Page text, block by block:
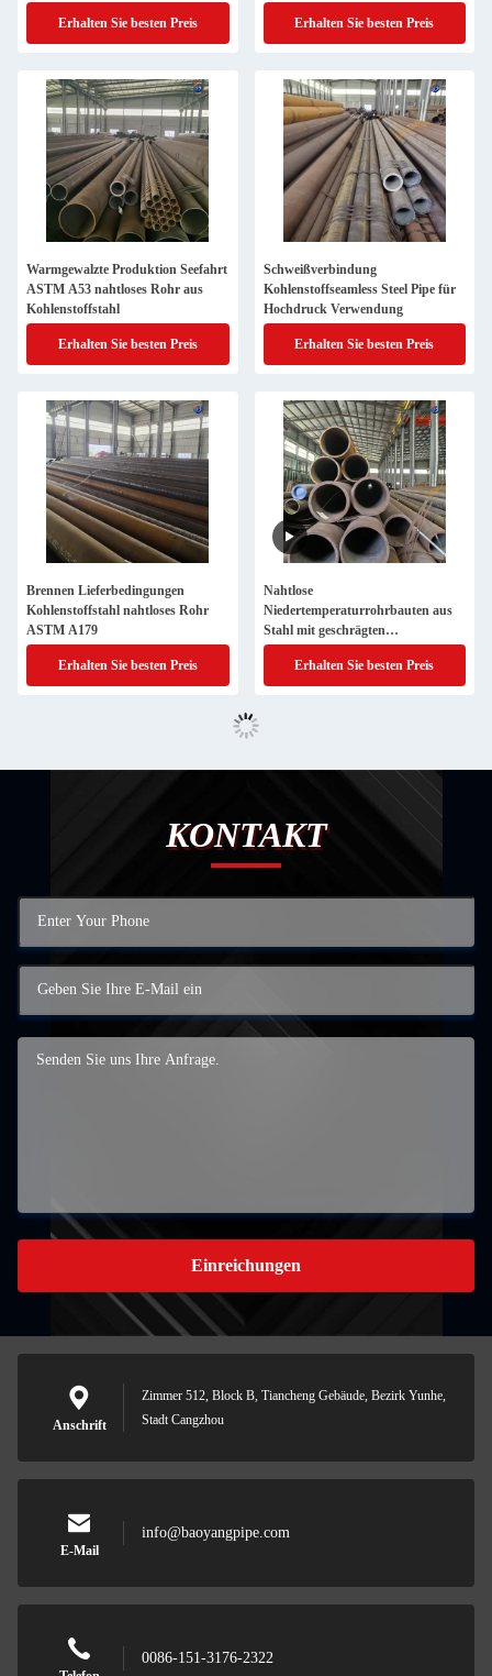
Erhalten Sie besten Preis Erhalten Sie besten Preis
Warmgewalzte Produktion Seefahrt
ASTM A53 nahtloses Rohr aus
Kohlenstoffstahl
Erhalten Sie besten Preis
Schweißverbindung
Kohlenstoffseamless Steel Pipe für
Hochdruck Verwendung
Erhalten Sie besten Preis
Brennen Lieferbedingungen
Kohlenstoffstahl nahtloses Rohr
ASTM A179
Erhalten Sie besten Preis
Nahtlose
Niedertemperaturrohrbauten aus
Stahl mit geschrägten
Gewindekopplungen
Erhalten Sie besten Preis
KONTAKT
Einreichungen
Anschrift
Zimmer 512, Block B, Tiancheng Gebäude, Bezirk Yunhe,
Stadt Cangzhou
E-Mail
info@baoyangpipe.com
0086-151-3176-2322